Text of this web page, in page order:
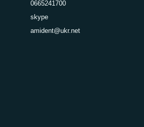
0665241700
skype
amident@ukr.net